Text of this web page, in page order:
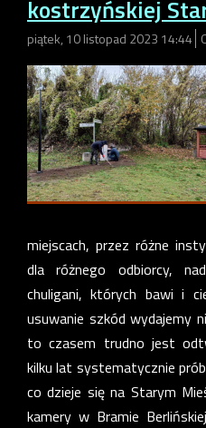
kostrzyńskiej
piątek, 10 listopad 2023 14:44
miejscach, przez różne
dla różnego odbiorcy,
chuligani, których bawi i
usuwanie szkód wydajemy
to czasem trudno jest
kilku lat systematycznie
co dzieje się na Starym
kamery w Bramie